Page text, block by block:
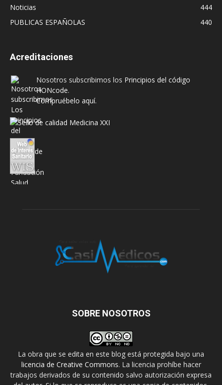
Noticias
444
PUBLICAS ESPAÑOLAS
440
Acreditaciones
Nosotros subscribimos los Principios del código
HONcode.
Compruébelo aquí.
SOBRE NOSOTROS
La obra que se edita en este blog está protegida bajo una
licencia de Creative Commons. La licencia prohíbe hacer
trabajos derivados de su contenido salvo autorización expresa